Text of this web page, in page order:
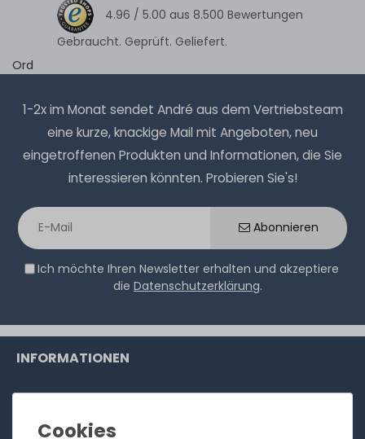
4.96 / 5.00 aus 8.500 Bewertungen
Gebraucht. Geprüft. Geliefert.
Ord
1-2x im Monat sendet André aus dem Vertriebsteam
eine kurze, knackige Mail mit Angeboten, neu
eingetroffenen Produkten und Informationen, die Sie
interessieren könnten. Probieren Sie's!
Abonnieren
Ich möchte Ihren Newsletter erhalten und akzeptiere
die Datenschutzerklärung.
INFORMATIONEN
Rücksendung